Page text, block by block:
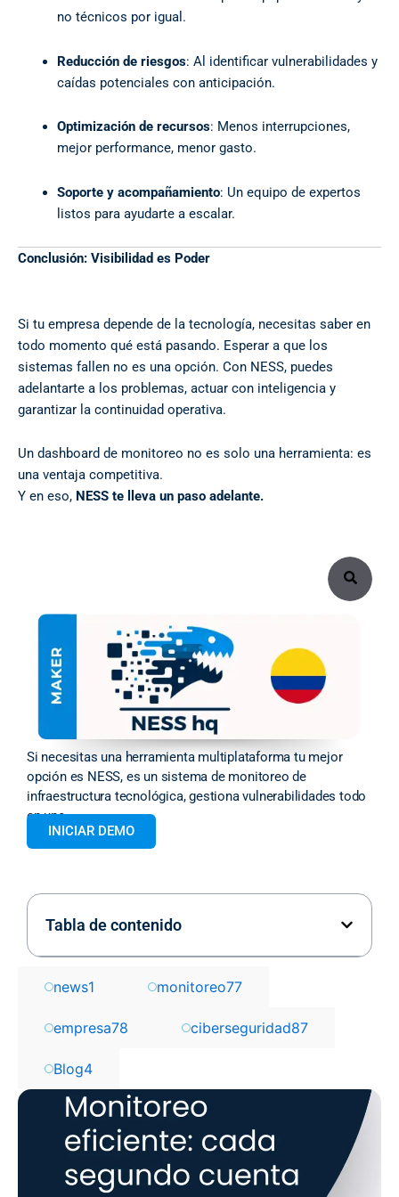
no técnicos por igual.
Reducción de riesgos: Al identificar vulnerabilidades y
caídas potenciales con anticipación.
Optimización de recursos: Menos interrupciones,
mejor performance, menor gasto.
Soporte y acompañamiento: Un equipo de expertos
listos para ayudarte a escalar.
Conclusión: Visibilidad es Poder
Si tu empresa depende de la tecnología, necesitas saber en
todo momento qué está pasando. Esperar a que los
sistemas fallen no es una opción. Con NESS, puedes
adelantarte a los problemas, actuar con inteligencia y
garantizar la continuidad operativa.
Un dashboard de monitoreo no es solo una herramienta: es
una ventaja competitiva.
Y en eso, NESS te lleva un paso adelante.
Search
Si necesitas una herramienta multiplataforma tu mejor
opción es NESS, es un sistema de monitoreo de
infraestructura tecnológica, gestiona vulnerabilidades todo
en uno.
INICIAR DEMO
Tabla de contenido
news1 monitoreo77
empresa78 ciberseguridad87
Blog4